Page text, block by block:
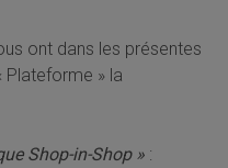
ont dans les présentes
Plateforme » la
Shop-in-Shop » :